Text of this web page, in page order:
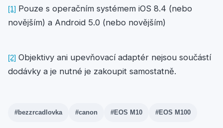
[1] Pouze s operačním systémem iOS 8.4 (nebo
novějším) a Android 5.0 (nebo novějším)
[2] Objektivy ani upevňovací adaptér nejsou součástí
dodávky a je nutné je zakoupit samostatně.
#bezzrcadlovka #canon #EOS M10 #EOS M100